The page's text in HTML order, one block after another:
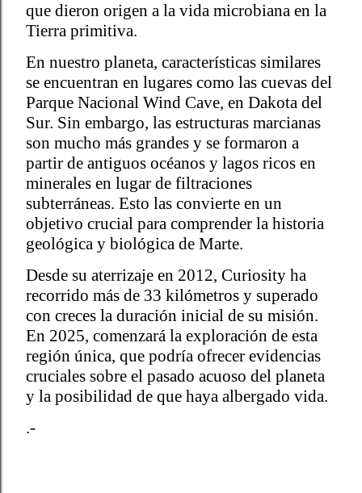
que dieron origen a la vida microbiana en la
Tierra primitiva.
En nuestro planeta, características similares
se encuentran en lugares como las cuevas del
Parque Nacional Wind Cave, en Dakota del
Sur. Sin embargo, las estructuras marcianas
son mucho más grandes y se formaron a
partir de antiguos océanos y lagos ricos en
minerales en lugar de filtraciones
subterráneas. Esto las convierte en un
objetivo crucial para comprender la historia
geológica y biológica de Marte.
Desde su aterrizaje en 2012, Curiosity ha
recorrido más de 33 kilómetros y superado
con creces la duración inicial de su misión.
En 2025, comenzará la exploración de esta
región única, que podría ofrecer evidencias
cruciales sobre el pasado acuoso del planeta
y la posibilidad de que haya albergado vida.
.-